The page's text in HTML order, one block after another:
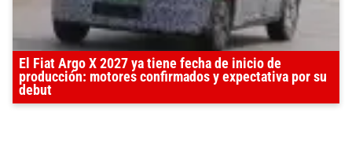
El Fiat Argo X 2027 ya tiene fecha de inicio de
producción: motores confirmados y expectativa por su
debut